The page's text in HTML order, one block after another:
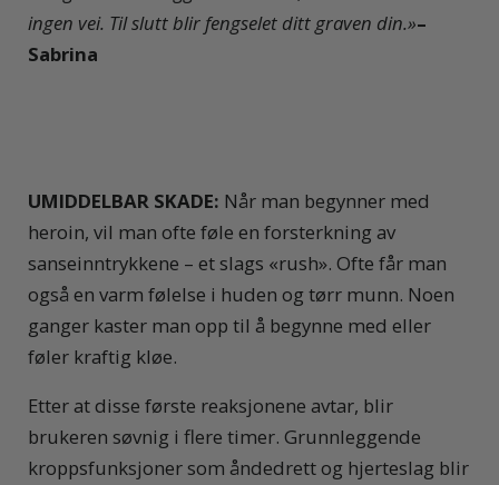
ingen vei. Til slutt blir fengselet ditt graven din.»–
Sabrina
UMIDDELBAR SKADE: Når man begynner med
heroin, vil man ofte føle en forsterkning av
sanseinntrykkene – et slags «rush». Ofte får man
også en varm følelse i huden og tørr munn. Noen
ganger kaster man opp til å begynne med eller
føler kraftig kløe.
Etter at disse første reaksjonene avtar, blir
brukeren søvnig i flere timer. Grunnleggende
kroppsfunksjoner som åndedrett og hjerteslag blir